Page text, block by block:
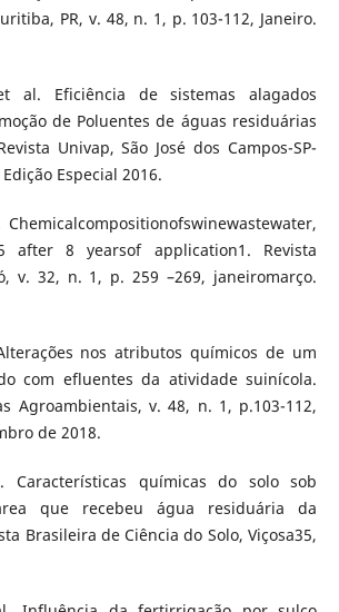
PR, v. 48, n. 1, p. 103-112, Janeiro.
et al. Eficiência de sistemas alagados
de Poluentes de águas residuárias
Univap, São José dos Campos-SP-
Especial 2016.
Chemicalcompositionofswinewastewater,
after 8 yearsof application1. Revista
v. 32, n. 1, p. 259 –269, janeiromarço.
nos atributos químicos de um
com efluentes da atividade suinícola.
Agroambientais, v. 48, n. 1, p.103-112,
de 2018.
Características químicas do solo sob
que recebeu água residuária da
Brasileira de Ciência do Solo, Viçosa35,